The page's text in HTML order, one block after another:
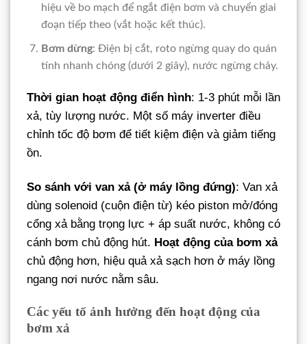
hiệu về bo mạch để ngắt điện bơm và chuyển giai
đoạn tiếp theo (vắt hoặc kết thúc).
Bơm dừng: Điện bị cắt, roto ngừng quay do quán
tính nhanh chóng (dưới 2 giây), nước ngừng chảy.
Thời gian hoạt động điển hình: 1-3 phút mỗi lần
xả, tùy lượng nước. Một số máy inverter điều
chỉnh tốc độ bơm để tiết kiệm điện và giảm tiếng
ồn.
So sánh với van xả (ở máy lồng đứng): Van xả
dùng solenoid (cuộn điện từ) kéo piston mở/đóng
cổng xả bằng trọng lực + áp suất nước, không có
cánh bơm chủ động hút. Hoạt động của bơm xả
chủ động hơn, hiệu quả xả sạch hơn ở máy lồng
ngang nơi nước nằm sâu.
Các yếu tố ảnh hưởng đến hoạt động của
bơm xả